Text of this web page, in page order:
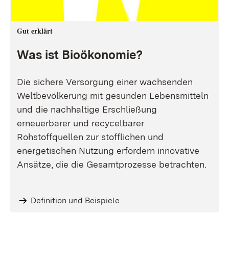
Gut erklärt
Was ist Bioökonomie?
Die sichere Versorgung einer wachsenden
Weltbevölkerung mit gesunden Lebensmitteln
und die nachhaltige Erschließung
erneuerbarer und recycelbarer
Rohstoffquellen zur stofflichen und
energetischen Nutzung erfordern innovative
Ansätze, die die Gesamtprozesse betrachten.
Definition und Beispiele